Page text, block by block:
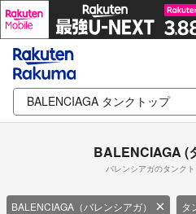
BALENCIAGA (
バレンシアガのタンク
BALENCIAGA（バレンシアガ） タ